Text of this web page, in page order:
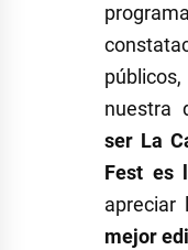
nuestra
ser La
Fest es
apreciar
mejor